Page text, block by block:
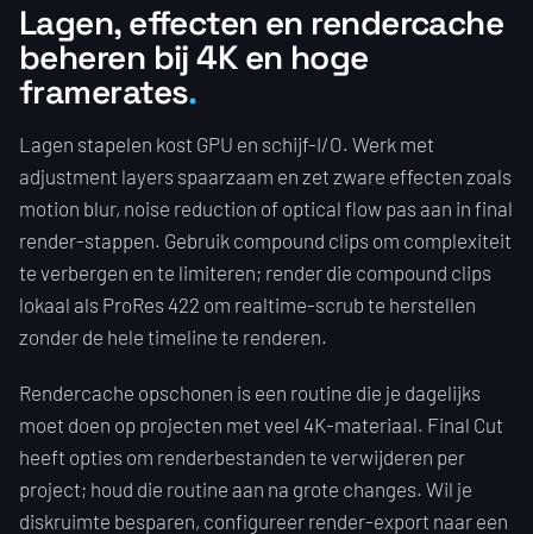
Lagen, effecten en rendercache
beheren bij 4K en hoge
framerates
Lagen stapelen kost GPU en schijf-I/O. Werk met
adjustment layers spaarzaam en zet zware effecten zoals
motion blur, noise reduction of optical flow pas aan in final
render-stappen. Gebruik compound clips om complexiteit
te verbergen en te limiteren; render die compound clips
lokaal als ProRes 422 om realtime-scrub te herstellen
zonder de hele timeline te renderen.
Rendercache opschonen is een routine die je dagelijks
moet doen op projecten met veel 4K-materiaal. Final Cut
heeft opties om renderbestanden te verwijderen per
project; houd die routine aan na grote changes. Wil je
diskruimte besparen, configureer render-export naar een